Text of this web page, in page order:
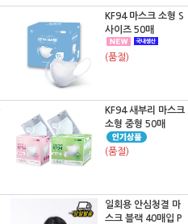
KF94 마스크 소형 S
사이즈 50매
(품절)
KF94 새부리 마스크
소형 중형 50매
(품절)
일회용 안심청결 마
스크 블랙 40매입 P